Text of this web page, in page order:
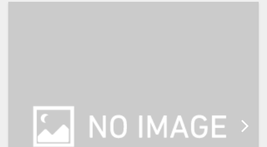
3名1室料金となり、小学生は小人C
料金が適用となります。